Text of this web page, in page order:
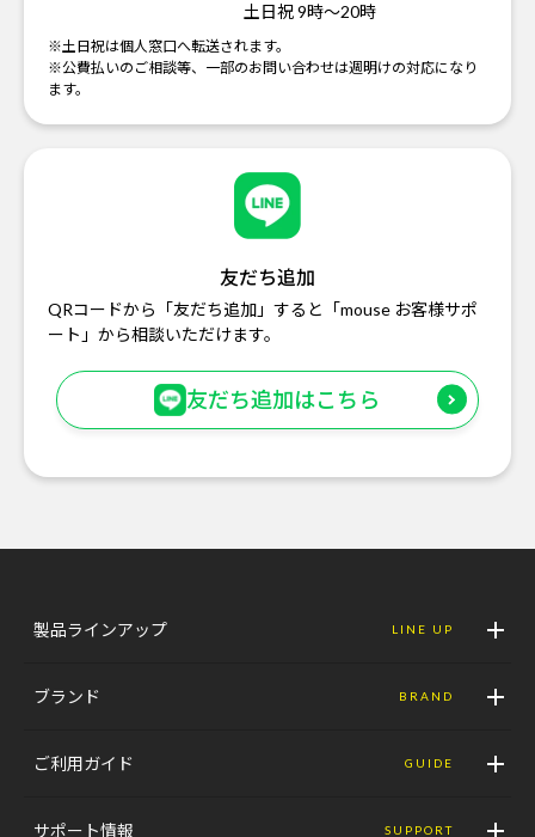
土日祝 9時～20時
※土日祝は個人窓口へ転送されます。
※公費払いのご相談等、一部のお問い合わせは週明けの対応になり
ます。
友だち追加
QRコードから「友だち追加」すると「mouse お客様サポ
ート」から相談いただけます。
友だち追加はこちら
製品ラインアップ LINE UP
ブランド BRAND
ご利用ガイド GUIDE
サポート情報 SUPPORT